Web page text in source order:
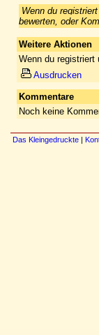
Wenn du
bewerten, oder
Weitere Aktionen
Wenn du registriert
Ausdrucken
Kommentare
Noch keine
Das Kleingedruckte |